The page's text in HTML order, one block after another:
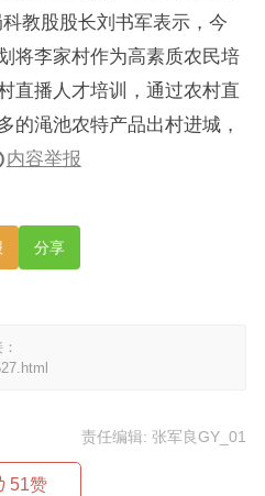
教股股长刘书军表示，今
将李家村作为高素质农民培
直播人才培训，通过农村直
的渑池农特产品出村进城，
内容举报
分享
责任编辑: 张军良GY_01
51赞